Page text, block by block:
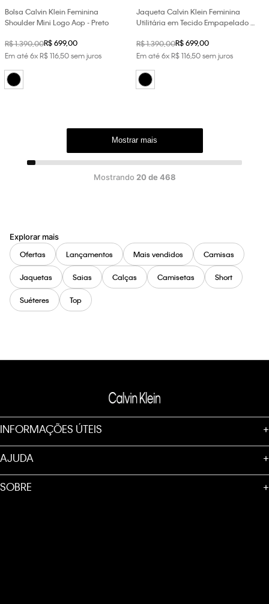
Bolsa Calvin Klein Feminina
Shoulder Mini Logo Aop - Preto
R$1.390,00R$699,00
Em até6xR$11650sem juros
Jaqueta Calvin Klein Feminina
Utilitária em Tecido Empapelado -
R$1.390,00R$699,00
Em até6xR$11650sem juros
Mostrar mais
Mostrando 20 de 468
Explorar mais
Ofertas
Lançamentos Mais vendidos Camisas
Jaquetas Saias Calças Camisetas Short
Suéteres Top
INFORMAÇÕES ÚTEIS +
AJUDA +
SOBRE +